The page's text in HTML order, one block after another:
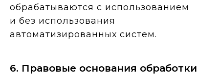
обрабатываются с использованием
и без использования
автоматизированных систем.
6. Правовые основания обработки